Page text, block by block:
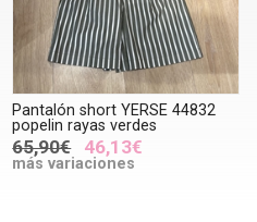
Pantalón short YERSE 44832
popelin rayas verdes
65,90€ 46,13€
más variaciones